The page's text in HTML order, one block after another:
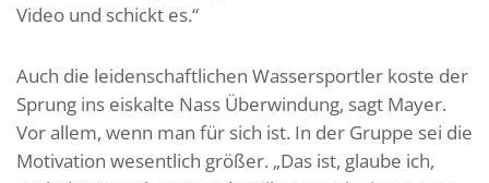
Video und schickt es.“
Auch die leidenschaftlichen Wassersportler koste der
Sprung ins eiskalte Nass Überwindung, sagt Mayer.
Vor allem, wenn man für sich ist. In der Gruppe sei die
Motivation wesentlich größer. „Das ist, glaube ich,